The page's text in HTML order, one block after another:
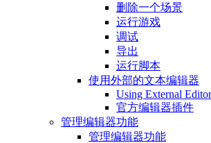
删除一个场景
运行游戏
调试
导出
运行脚本
使用外部的文本编辑器
Using External
官方编辑器插件
管理编辑器功能
管理编辑器功能